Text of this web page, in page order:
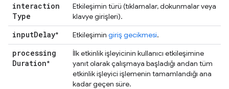
interaction
Type
Etkileşimin türü (tıklamalar, dokunmalar veya
klavye girişleri).
inputDelay* Etkileşimin giriş gecikmesi.
processing
Duration*
İlk etkinlik işleyicinin kullanıcı etkileşimine
yanıt olarak çalışmaya başladığı andan tüm
etkinlik işleyici işlemenin tamamlandığı ana
kadar geçen süre.